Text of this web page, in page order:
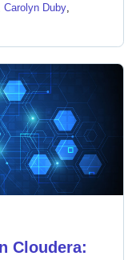
Carolyn Duby,
Cloudera: